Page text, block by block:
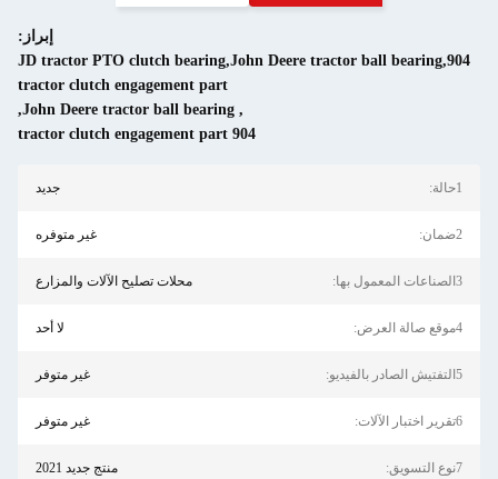
إبراز:
JD tractor PTO clutch bearing,John Deere tractor ball bearing,904
tractor clutch engagement part
,
John Deere tractor ball bearing
,
904 tractor clutch engagement part
1حالة: جديد
2ضمان: غير متوفره
3الصناعات المعمول بها: محلات تصليح الآلات والمزارع
4موقع صالة العرض: لا أحد
5التفتيش الصادر بالفيديو: غير متوفر
6تقرير اختبار الآلات: غير متوفر
7نوع التسويق: منتج جديد 2021